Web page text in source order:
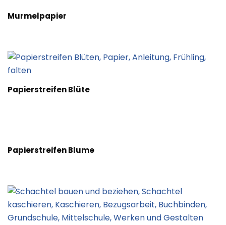
Murmelpapier
Papierstreifen Blüte
Papierstreifen Blume